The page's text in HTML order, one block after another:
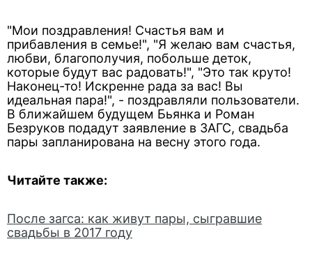
"Мои поздравления! Счастья вам и
прибавления в семье!", "Я желаю вам счастья,
любви, благополучия, побольше деток,
которые будут вас радовать!", "Это так круто!
Наконец-то! Искренне рада за вас! Вы
идеальная пара!", - поздравляли пользователи.
В ближайшем будущем Бьянка и Роман
Безруков подадут заявление в ЗАГС, свадьба
пары запланирована на весну этого года.
Читайте также:
После загса: как живут пары, сыгравшие
свадьбы в 2017 году